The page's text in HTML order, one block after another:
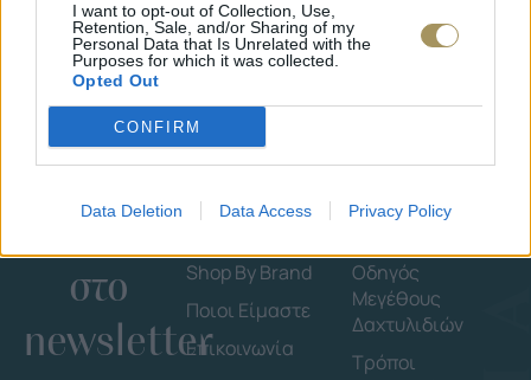
I want to opt-out of Collection, Use,
Retention, Sale, and/or Sharing of my
Personal Data that Is Unrelated with the
Purposes for which it was collected.
Opted Out
CONFIRM
Data Deletion Data Access Privacy Policy
Εγγράψου
στο
newsletter
Εταιρεία
Shop By Brand
Ποιοι Είμαστε
Επικοινωνία
Οδηγός
Μεγέθους
Δαχτυλιδιών
Τρόποι